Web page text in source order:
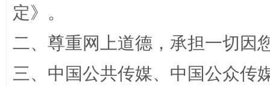
漫山遍野的桃花与雪山、麦地、白藏房 除
定》。
二、尊重网上道德，承担一切因
三、中国公共传媒、中国公众传